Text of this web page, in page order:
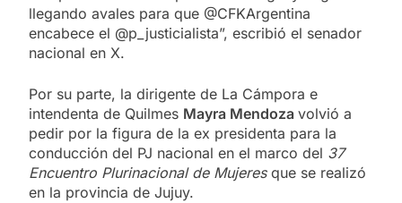
llegando avales para que @CFKArgentina
encabece el @p_justicialista”, escribió el senador
nacional en X.
Por su parte, la dirigente de La Cámpora e
intendenta de Quilmes Mayra Mendoza volvió a
pedir por la figura de la ex presidenta para la
conducción del PJ nacional en el marco del 37
Encuentro Plurinacional de Mujeresque se realizó
en la provincia de Jujuy.